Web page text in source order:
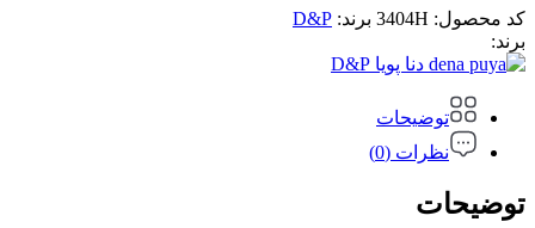
کد محصول: 3404H برند: D&P
برند:
D&P
توضیحات
نظرات (0)
توضیحات